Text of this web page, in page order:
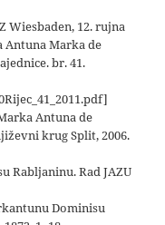
Wiesbaden, 12. rujna
Antuna Marka de
br. 41.
Antuna de
krug Split, 2006.
Rabljaninu. Rad JAZU
Dominisu